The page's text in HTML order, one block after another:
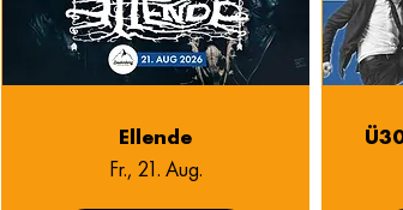
Ellende
Fr., 21. Aug.